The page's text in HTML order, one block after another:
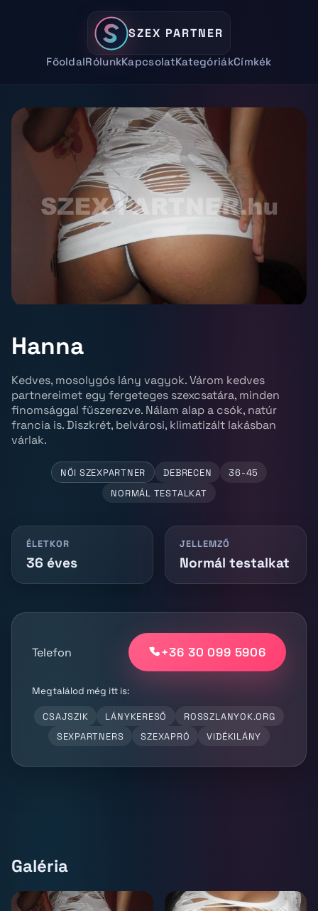
SZEX PARTNER
FőoldalRólunkKapcsolatKategóriákCímkék
Hanna
Kedves, mosolygós lány vagyok. Várom kedves
partnereimet egy fergeteges szexcsatára, minden
finomsággal fűszerezve. Nálam alap a csók, natúr
francia is. Diszkrét, belvárosi, klimatizált lakásban
várlak.
NŐI SZEXPARTNER DEBRECEN
36-45
NORMÁL TESTALKAT
ÉLETKOR
36 éves
JELLEMZŐ
Normál testalkat
Telefon +36 30 099 5906
Megtalálod még itt is:
CSAJSZIK LÁNYKERESŐ
ROSSZLANYOK.ORG
SEXPARTNERS
SZEXAPRÓ VIDÉKILÁNY
Galéria